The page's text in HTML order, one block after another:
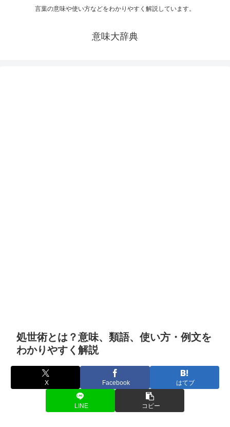
言葉の意味や使い方などをわかりやすく解説しています。
意味大辞典
処世術とは？意味、類語、使い方・例文を
わかりやすく解説
X Facebook はてブ
LINE コピー